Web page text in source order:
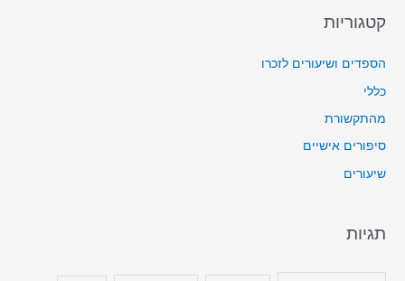
קטגוריות
הספדים ושיעורים לזכרו
כללי
מהתקשורת
סיפורים אישיים
שיעורים
תגיות